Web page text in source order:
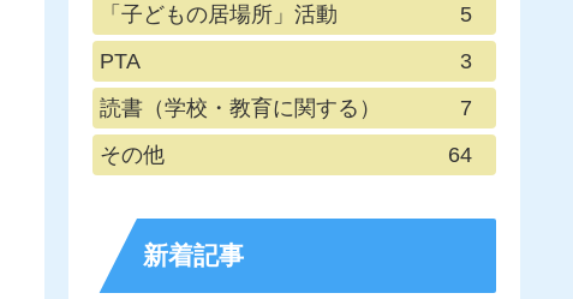
「子どもの居場所」活動
5
PTA
3
読書（学校・教育に関する）
7
その他
64
新着記事